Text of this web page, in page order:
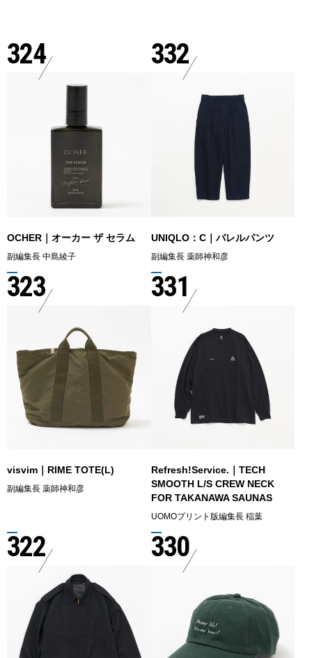
324
OCHER｜オーカー ザ セラム
副編集長 中島綾子
332
UNIQLO：C｜バレルパンツ
副編集長 薬師神和彦
323
visvim｜RIME TOTE(L)
副編集長 薬師神和彦
331
Refresh!Service.｜TECH
SMOOTH L/S CREW NECK
FOR TAKANAWA SAUNAS
UOMOプリント版編集長 稲葉
322 330